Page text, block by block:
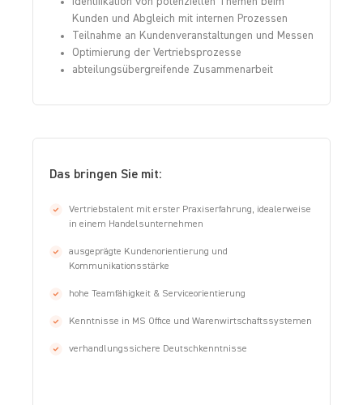
Kunden und Abgleich mit internen Prozessen
Teilnahme an Kundenveranstaltungen und Messen
Optimierung der Vertriebsprozesse
abteilungsübergreifende Zusammenarbeit
Das bringen Sie mit:
Vertriebstalent mit erster Praxiserfahrung, idealerweise
in einem Handelsunternehmen
ausgeprägte Kundenorientierung und
Kommunikationsstärke
hohe Teamfähigkeit & Serviceorientierung
Kenntnisse in MS Office und Warenwirtschaftssystemen
verhandlungssichere Deutschkenntnisse